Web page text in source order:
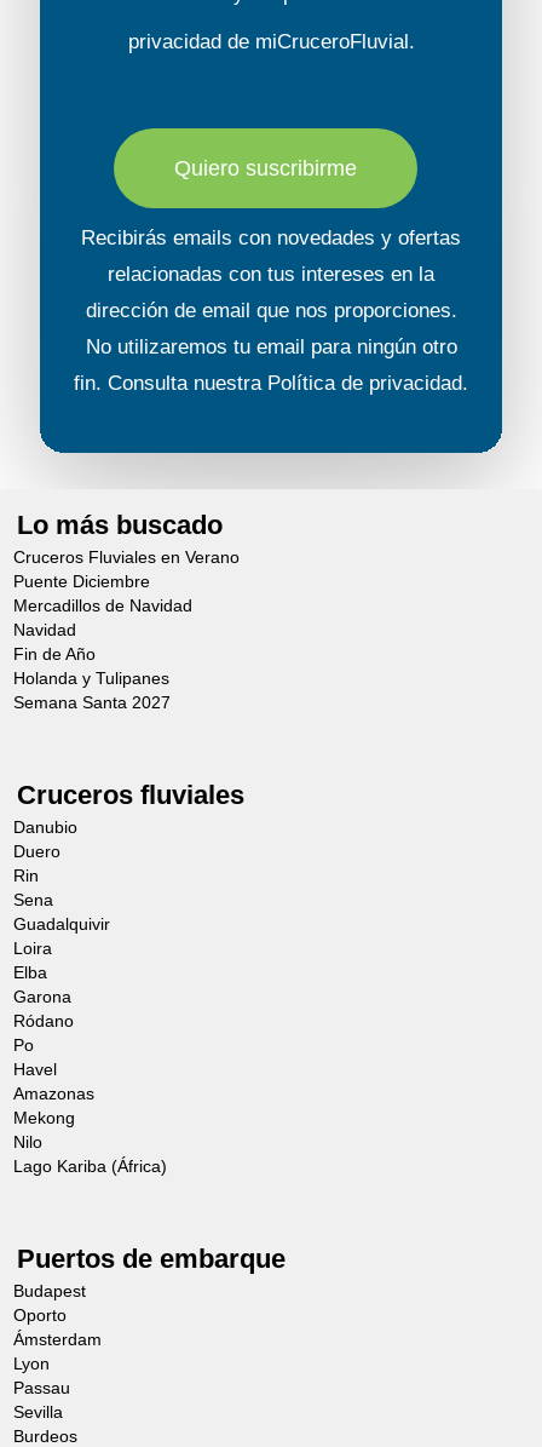
privacidad de miCruceroFluvial.
Quiero suscribirme
Recibirás emails con novedades y ofertas
relacionadas con tus intereses en la
dirección de email que nos proporciones.
No utilizaremos tu email para ningún otro
fin. Consulta nuestra Política de privacidad.
Lo más buscado
Cruceros Fluviales en Verano
Puente Diciembre
Mercadillos de Navidad
Navidad
Fin de Año
Holanda y Tulipanes
Semana Santa 2027
Cruceros fluviales
Danubio
Duero
Rin
Sena
Guadalquivir
Loira
Elba
Garona
Ródano
Po
Havel
Amazonas
Mekong
Nilo
Lago Kariba (África)
Puertos de embarque
Budapest
Oporto
Ámsterdam
Lyon
Passau
Sevilla
Burdeos